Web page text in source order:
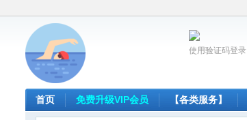
使用验证码登录
首页 免费升级VIP会员 【各类服务】